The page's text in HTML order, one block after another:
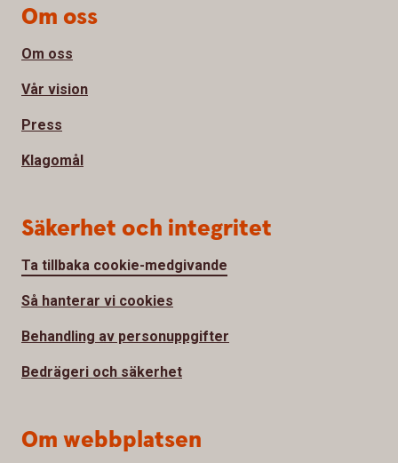
Om oss
Om oss
Vår vision
Press
Klagomål
Säkerhet och integritet
Ta tillbaka cookie-medgivande
Så hanterar vi cookies
Behandling av personuppgifter
Bedrägeri och säkerhet
Om webbplatsen